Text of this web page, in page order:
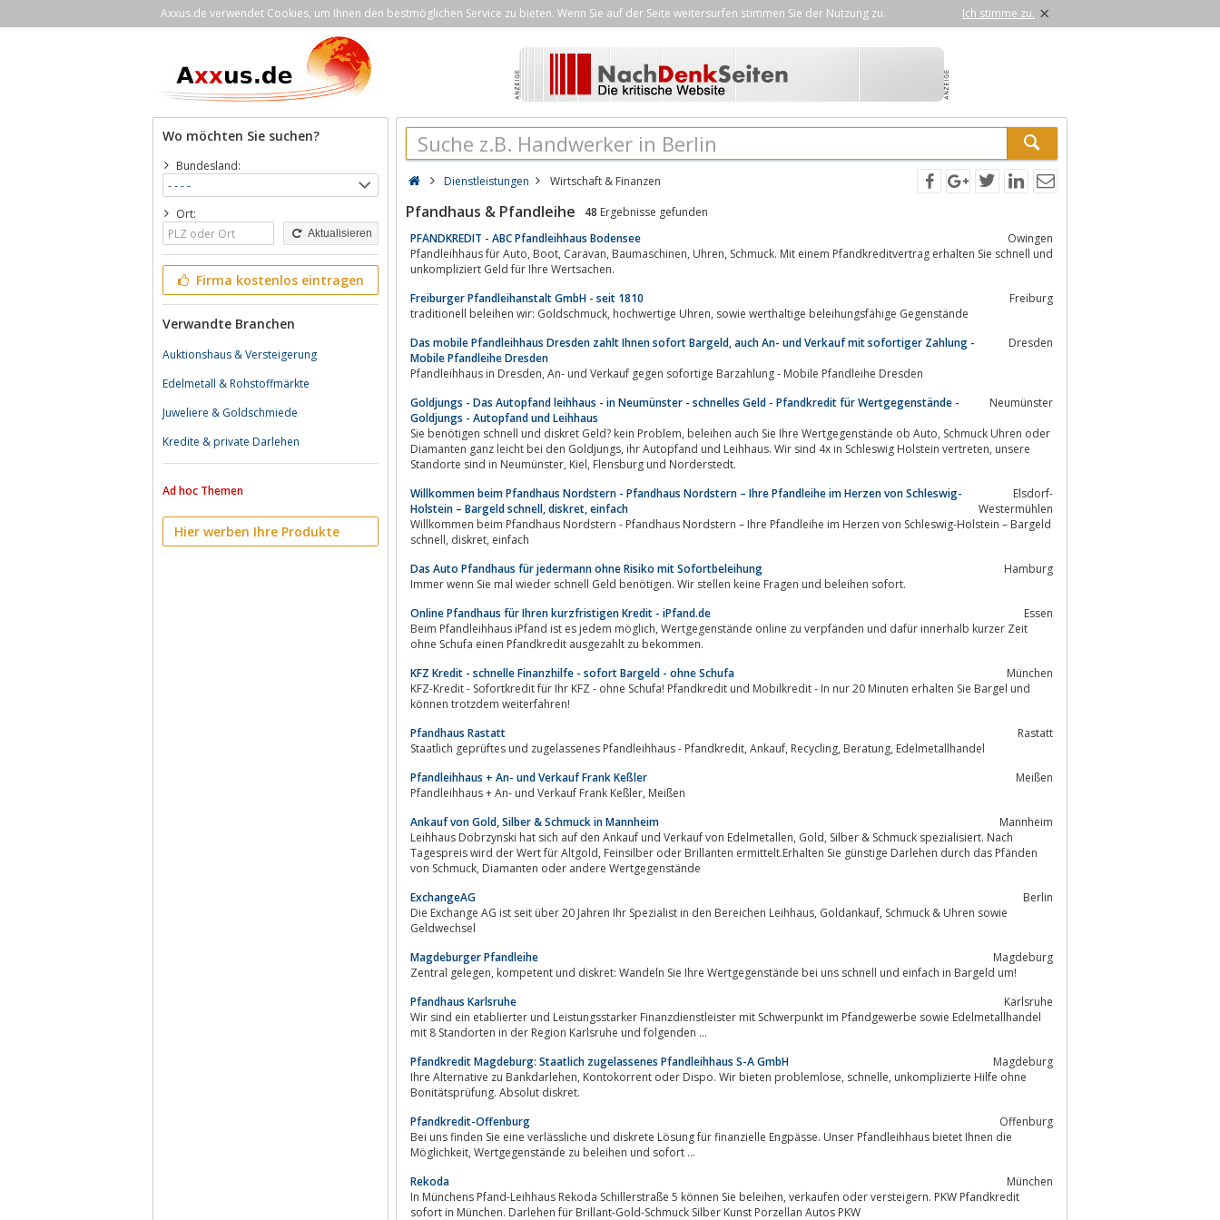
Axxus.de verwendet Cookies, um Ihnen den bestmöglichen Service zu bieten. Wenn Sie auf der Seite weitersurfen stimmen Sie der Nutzung zu. Ich stimme zu. ×
Wo möchten Sie suchen?
Bundesland:
Ort:
Aktualisieren
Firma kostenlos eintragen
Verwandte Branchen
Auktionshaus & Versteigerung
Edelmetall & Rohstoffmärkte
Juweliere & Goldschmiede
Kredite & private Darlehen
Ad hoc Themen
Hier werben Ihre Produkte
Dienstleistungen Wirtschaft & Finanzen
Pfandhaus & Pfandleihe 48 Ergebnisse gefunden
PFANDKREDIT - ABC Pfandleihhaus Bodensee
Owingen
Pfandleihhaus für Auto, Boot, Caravan, Baumaschinen, Uhren, Schmuck. Mit einem Pfandkreditvertrag erhalten Sie schnell und
unkompliziert Geld für Ihre Wertsachen.
Freiburger Pfandleihanstalt GmbH - seit 1810
Freiburg
traditionell beleihen wir: Goldschmuck, hochwertige Uhren, sowie werthaltige beleihungsfähige Gegenstände
Das mobile Pfandleihhaus Dresden zahlt Ihnen sofort Bargeld, auch An- und Verkauf mit sofortiger Zahlung -
Mobile Pfandleihe Dresden
Dresden
Pfandleihhaus in Dresden, An- und Verkauf gegen sofortige Barzahlung - Mobile Pfandleihe Dresden
Goldjungs - Das Autopfand leihhaus - in Neumünster - schnelles Geld - Pfandkredit für Wertgegenstände -
Goldjungs - Autopfand und Leihhaus
Neumünster
Sie benötigen schnell und diskret Geld? kein Problem, beleihen auch Sie Ihre Wertgegenstände ob Auto, Schmuck Uhren oder
Diamanten ganz leicht bei den Goldjungs, ihr Autopfand und Leihhaus. Wir sind 4x in Schleswig Holstein vertreten, unsere
Standorte sind in Neumünster, Kiel, Flensburg und Norderstedt.
Willkommen beim Pfandhaus Nordstern - Pfandhaus Nordstern – Ihre Pfandleihe im Herzen von Schleswig-
Holstein – Bargeld schnell, diskret, einfach
Elsdorf-
Westermühlen
Willkommen beim Pfandhaus Nordstern - Pfandhaus Nordstern – Ihre Pfandleihe im Herzen von Schleswig-Holstein – Bargeld
schnell, diskret, einfach
Das Auto Pfandhaus für jedermann ohne Risiko mit Sofortbeleihung
Hamburg
Immer wenn Sie mal wieder schnell Geld benötigen. Wir stellen keine Fragen und beleihen sofort.
Online Pfandhaus für Ihren kurzfristigen Kredit - iPfand.de
Essen
Beim Pfandleihhaus iPfand ist es jedem möglich, Wertgegenstände online zu verpfänden und dafür innerhalb kurzer Zeit
ohne Schufa einen Pfandkredit ausgezahlt zu bekommen.
KFZ Kredit - schnelle Finanzhilfe - sofort Bargeld - ohne Schufa
München
KFZ-Kredit - Sofortkredit für Ihr KFZ - ohne Schufa! Pfandkredit und Mobilkredit - In nur 20 Minuten erhalten Sie Bargel und
können trotzdem weiterfahren!
Pfandhaus Rastatt
Rastatt
Staatlich geprüftes und zugelassenes Pfandleihhaus - Pfandkredit, Ankauf, Recycling, Beratung, Edelmetallhandel
Pfandleihhaus + An- und Verkauf Frank Keßler
Meißen
Pfandleihhaus + An- und Verkauf Frank Keßler, Meißen
Ankauf von Gold, Silber & Schmuck in Mannheim
Mannheim
Leihhaus Dobrzynski hat sich auf den Ankauf und Verkauf von Edelmetallen, Gold, Silber & Schmuck spezialisiert. Nach
Tagespreis wird der Wert für Altgold, Feinsilber oder Brillanten ermittelt.Erhalten Sie günstige Darlehen durch das Pfänden
von Schmuck, Diamanten oder andere Wertgegenstände
ExchangeAG
Berlin
Die Exchange AG ist seit über 20 Jahren Ihr Spezialist in den Bereichen Leihhaus, Goldankauf, Schmuck & Uhren sowie
Geldwechsel
Magdeburger Pfandleihe
Magdeburg
Zentral gelegen, kompetent und diskret: Wandeln Sie Ihre Wertgegenstände bei uns schnell und einfach in Bargeld um!
Pfandhaus Karlsruhe
Karlsruhe
Wir sind ein etablierter und Leistungsstarker Finanzdienstleister mit Schwerpunkt im Pfandgewerbe sowie Edelmetallhandel
mit 8 Standorten in der Region Karlsruhe und folgenden ...
Pfandkredit Magdeburg: Staatlich zugelassenes Pfandleihhaus S-A GmbH
Magdeburg
Ihre Alternative zu Bankdarlehen, Kontokorrent oder Dispo. Wir bieten problemlose, schnelle, unkomplizierte Hilfe ohne
Bonitätsprüfung. Absolut diskret.
Pfandkredit-Offenburg
Offenburg
Bei uns finden Sie eine verlässliche und diskrete Lösung für finanzielle Engpässe. Unser Pfandleihhaus bietet Ihnen die
Möglichkeit, Wertgegenstände zu beleihen und sofort ...
Rekoda
München
In Münchens Pfand-Leihhaus Rekoda Schillerstraße 5 können Sie beleihen, verkaufen oder versteigern. PKW Pfandkredit
sofort in München. Darlehen für Brillant-Gold-Schmuck Silber Kunst Porzellan Autos PKW